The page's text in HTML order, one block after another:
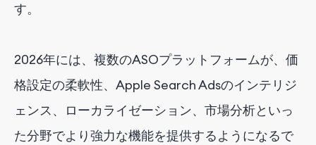
す。
2026年には、複数のASOプラットフォームが、価
格設定の柔軟性、Apple Search Adsのインテリジ
ェンス、ローカライゼーション、市場分析といっ
た分野でより強力な機能を提供するようになるで